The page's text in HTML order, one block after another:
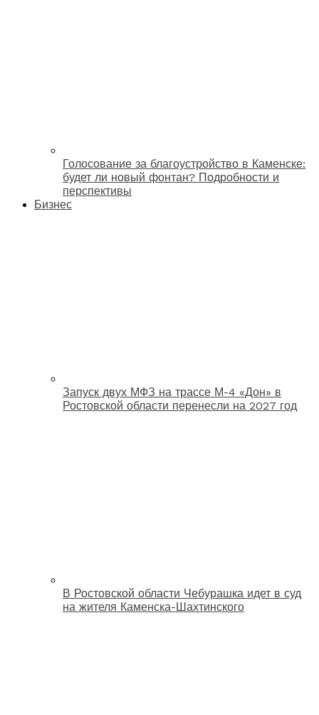
Голосование за благоустройство в Каменске:
будет ли новый фонтан? Подробности и
перспективы
Бизнес
Запуск двух МФЗ на трассе М-4 «Дон» в
Ростовской области перенесли на 2027 год
В Ростовской области Чебурашка идет в суд
на жителя Каменска-Шахтинского